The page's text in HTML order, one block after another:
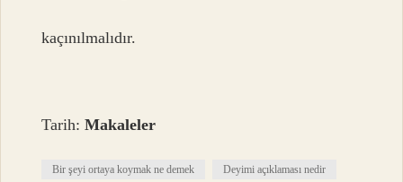
kaçınılmalıdır.
Tarih:Makaleler
Bir şeyi ortaya koymak ne demek Deyimi açıklaması nedir